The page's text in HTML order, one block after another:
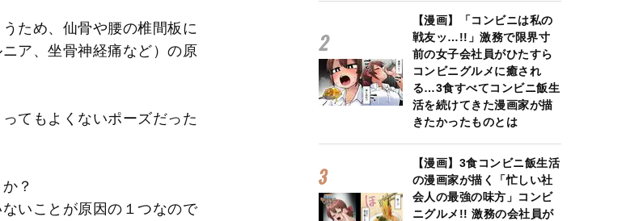
ため、仙骨や腰の椎間板に
ア、坐骨神経痛など）の原
てもよくないポーズだった
？
いことが原因の１つなので
【漫画】「コンビニは私の
戦友ッ…!!」激務で限界寸
前の女子会社員がひたすら
コンビニグルメに癒され
る…3食すべてコンビニ飯生
活を続けてきた漫画家が描
きたかったものとは
【漫画】3食コンビニ飯生活
の漫画家が描く「忙しい社
会人の最強の味方」コンビ
ニグルメ!! 激務の会社員が